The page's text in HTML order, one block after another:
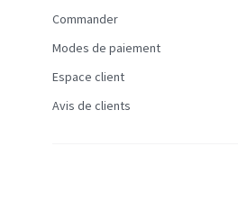
Commander
Modes de paiement
Espace client
Avis de clients